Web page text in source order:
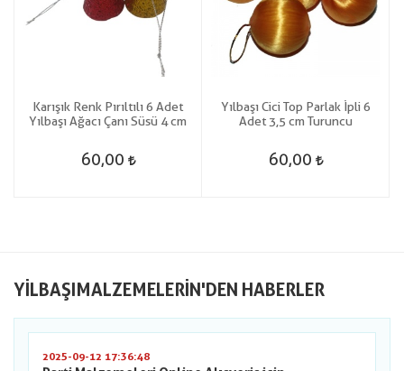
Karışık Renk Pırıltılı 6 Adet
Yılbaşı Ağacı Çanı Süsü 4 cm
60,00
Yılbaşı Cici Top Parlak İpli 6
Adet 3,5 cm Turuncu
60,00
YILBAŞIMALZEMELERIN'DEN HABERLER
2025-09-12 17:36:48